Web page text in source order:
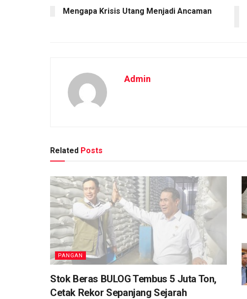
Mengapa Krisis Utang Menjadi Ancaman
Admin
Related Posts
PANGAN
Stok Beras BULOG Tembus 5 Juta Ton,
Cetak Rekor Sepanjang Sejarah